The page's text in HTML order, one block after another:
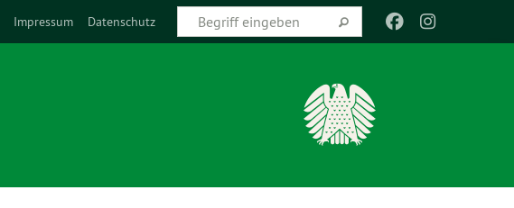
Impressum Datenschutz